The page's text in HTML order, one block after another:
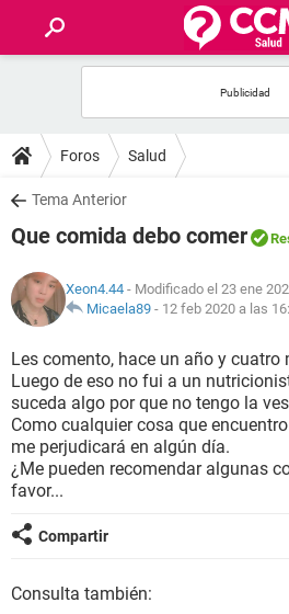
FOROS
SALUD
FAMILIA
NUTRICIÓN
BIENESTAR
SEXUALIDAD
GLOSARIO
Foros Salud
Tema Anterior
Que comida debo comer
Xeon4.44 - Modificado el 23 ene
Micaela89 - 12 feb 2020 a las
Les comento, hace un año y cuatro
Luego de eso no fui a un
suceda algo por que no tengo la
Como cualquier cosa que
me perjudicará en algún día.
¿Me pueden recomendar algunas
favor...
Compartir
Consulta también: